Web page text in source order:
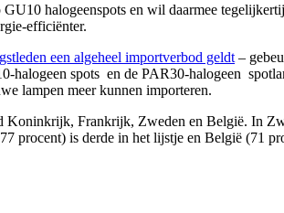
halogeenspots en wil daarmee
efficiënter.
een algeheel importverbod geldt –
halogeen spots en de PAR30-halogeen
lampen meer kunnen importeren.
Frankrijk, Zweden en België. In
procent) is derde in het lijstje en België (71